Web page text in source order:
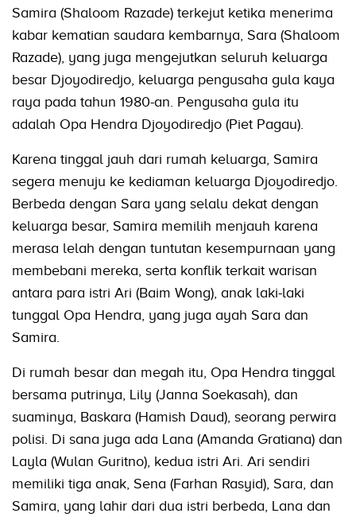
Samira (Shaloom Razade) terkejut ketika menerima
kabar kematian saudara kembarnya, Sara (Shaloom
Razade), yang juga mengejutkan seluruh keluarga
besar Djoyodiredjo, keluarga pengusaha gula kaya
raya pada tahun 1980-an. Pengusaha gula itu
adalah Opa Hendra Djoyodiredjo (Piet Pagau).
Karena tinggal jauh dari rumah keluarga, Samira
segera menuju ke kediaman keluarga Djoyodiredjo.
Berbeda dengan Sara yang selalu dekat dengan
keluarga besar, Samira memilih menjauh karena
merasa lelah dengan tuntutan kesempurnaan yang
membebani mereka, serta konflik terkait warisan
antara para istri Ari (Baim Wong), anak laki-laki
tunggal Opa Hendra, yang juga ayah Sara dan
Samira.
Di rumah besar dan megah itu, Opa Hendra tinggal
bersama putrinya, Lily (Janna Soekasah), dan
suaminya, Baskara (Hamish Daud), seorang perwira
polisi. Di sana juga ada Lana (Amanda Gratiana) dan
Layla (Wulan Guritno), kedua istri Ari. Ari sendiri
memiliki tiga anak, Sena (Farhan Rasyid), Sara, dan
Samira, yang lahir dari dua istri berbeda, Lana dan